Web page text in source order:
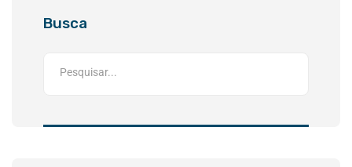
Busca